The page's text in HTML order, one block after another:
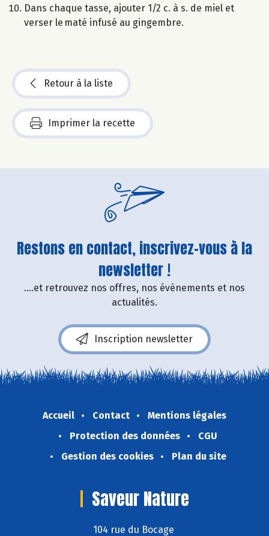
Dans chaque tasse, ajouter 1/2 c. à s. de miel et
verser le maté infusé au gingembre.
Retour à la liste
Imprimer la recette
Restons en contact, inscrivez-vous à la
newsletter !
....et retrouvez nos offres, nos événements et nos
actualités.
Inscription newsletter
Accueil Contact
Mentions légales
Protection des données
CGU
Gestion des cookies
Plan du site
Saveur Nature
104 rue du Bocage